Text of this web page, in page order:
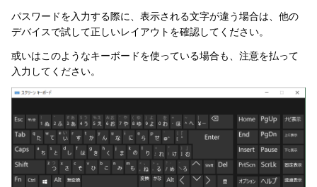
パスワードを入力する際に、表示される文字が違う場合は、他の
デバイスで試して正しいレイアウトを確認してください。
或いはこのようなキーボードを使っている場合も、注意を払って
入力してください。